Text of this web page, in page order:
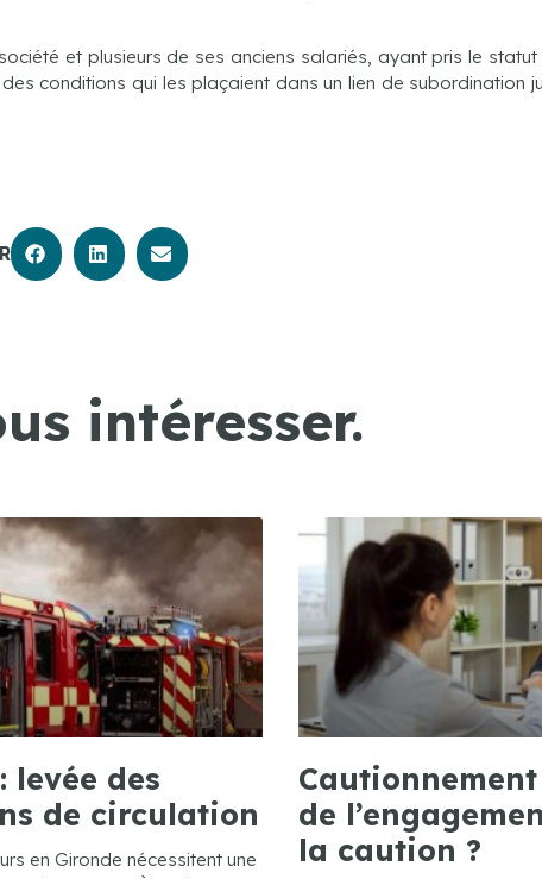
et plusieurs de ses anciens salariés, ayant pris le statut
conditions qui les plaçaient dans un lien de subordination
intéresser.
levée des
de circulation
en Gironde nécessitent une
de
la caution ?